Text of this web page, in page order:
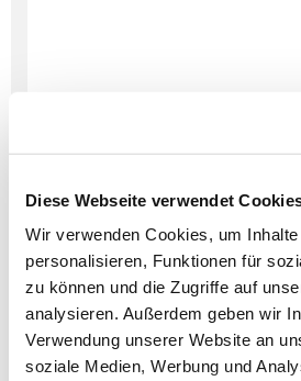
Diese Webseite verwendet
Wir verwenden Cookies, um
personalisieren, Funktionen für
zu können und die Zugriffe auf
analysieren. Außerdem geben wir
Verwendung unserer Website an
soziale Medien, Werbung und
Dies könnte